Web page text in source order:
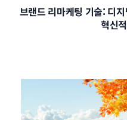
CONTACT
브랜드 리마케팅 기술: 디
혁신